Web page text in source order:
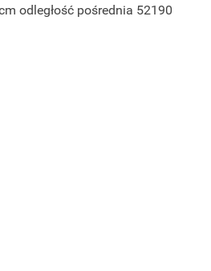
odległość pośrednia 52190